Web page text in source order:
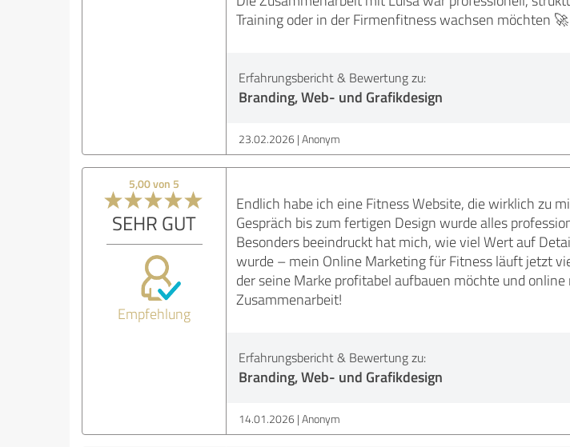
Training oder in der Firmenfitness wachsen möchten 🚀
Erfahrungsbericht & Bewertung zu:
Branding, Web- und Grafikdesign
23.02.2026 Anonym
5,00 von 5
SEHR GUT
Empfehlung
Endlich habe ich eine Fitness Website, die wirklich zu
Gespräch bis zum fertigen Design wurde alles
Besonders beeindruckt hat mich, wie viel Wert auf
wurde – mein Online Marketing für Fitness läuft jetzt
der seine Marke profitabel aufbauen möchte und
Zusammenarbeit!
Erfahrungsbericht & Bewertung zu:
Branding, Web- und Grafikdesign
14.01.2026 Anonym